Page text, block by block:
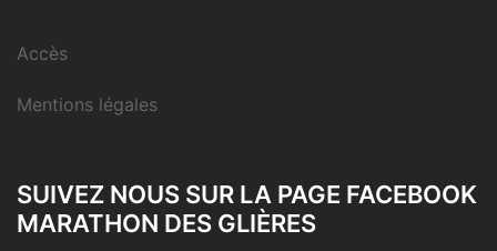
Accès
Mentions légales
SUIVEZ NOUS SUR LA PAGE FACEBOOK
MARATHON DES GLIÈRES